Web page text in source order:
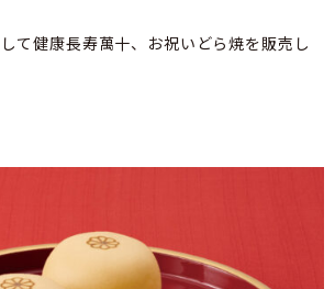
て健康長寿萬十、お祝いどら焼を販売し